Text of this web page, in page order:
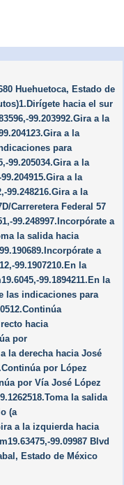
Huehuetoca, Estado de
hacia el sur
99.203992.Gira a la
a la
para
99.205034.Gira a la
a la
99.248216.Gira a la
Carreretera Federal 57
99.248997.Incorpórate a
la salida hacia
a
99.1907210.En la
99.1894211.En la
las indicaciones para
recto hacia
por
la derecha hacia José
por López
por Vía José López
la salida
(a
a la izquierda hacia
99.09987 Blvd
Estado de México